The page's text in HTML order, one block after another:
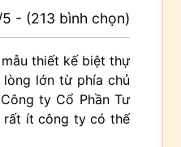
- (213 bình chọn)
thiết kế biệt thự
lòng lớn từ phía chủ
ty Cổ Phần Tư
rất ít công ty có thế